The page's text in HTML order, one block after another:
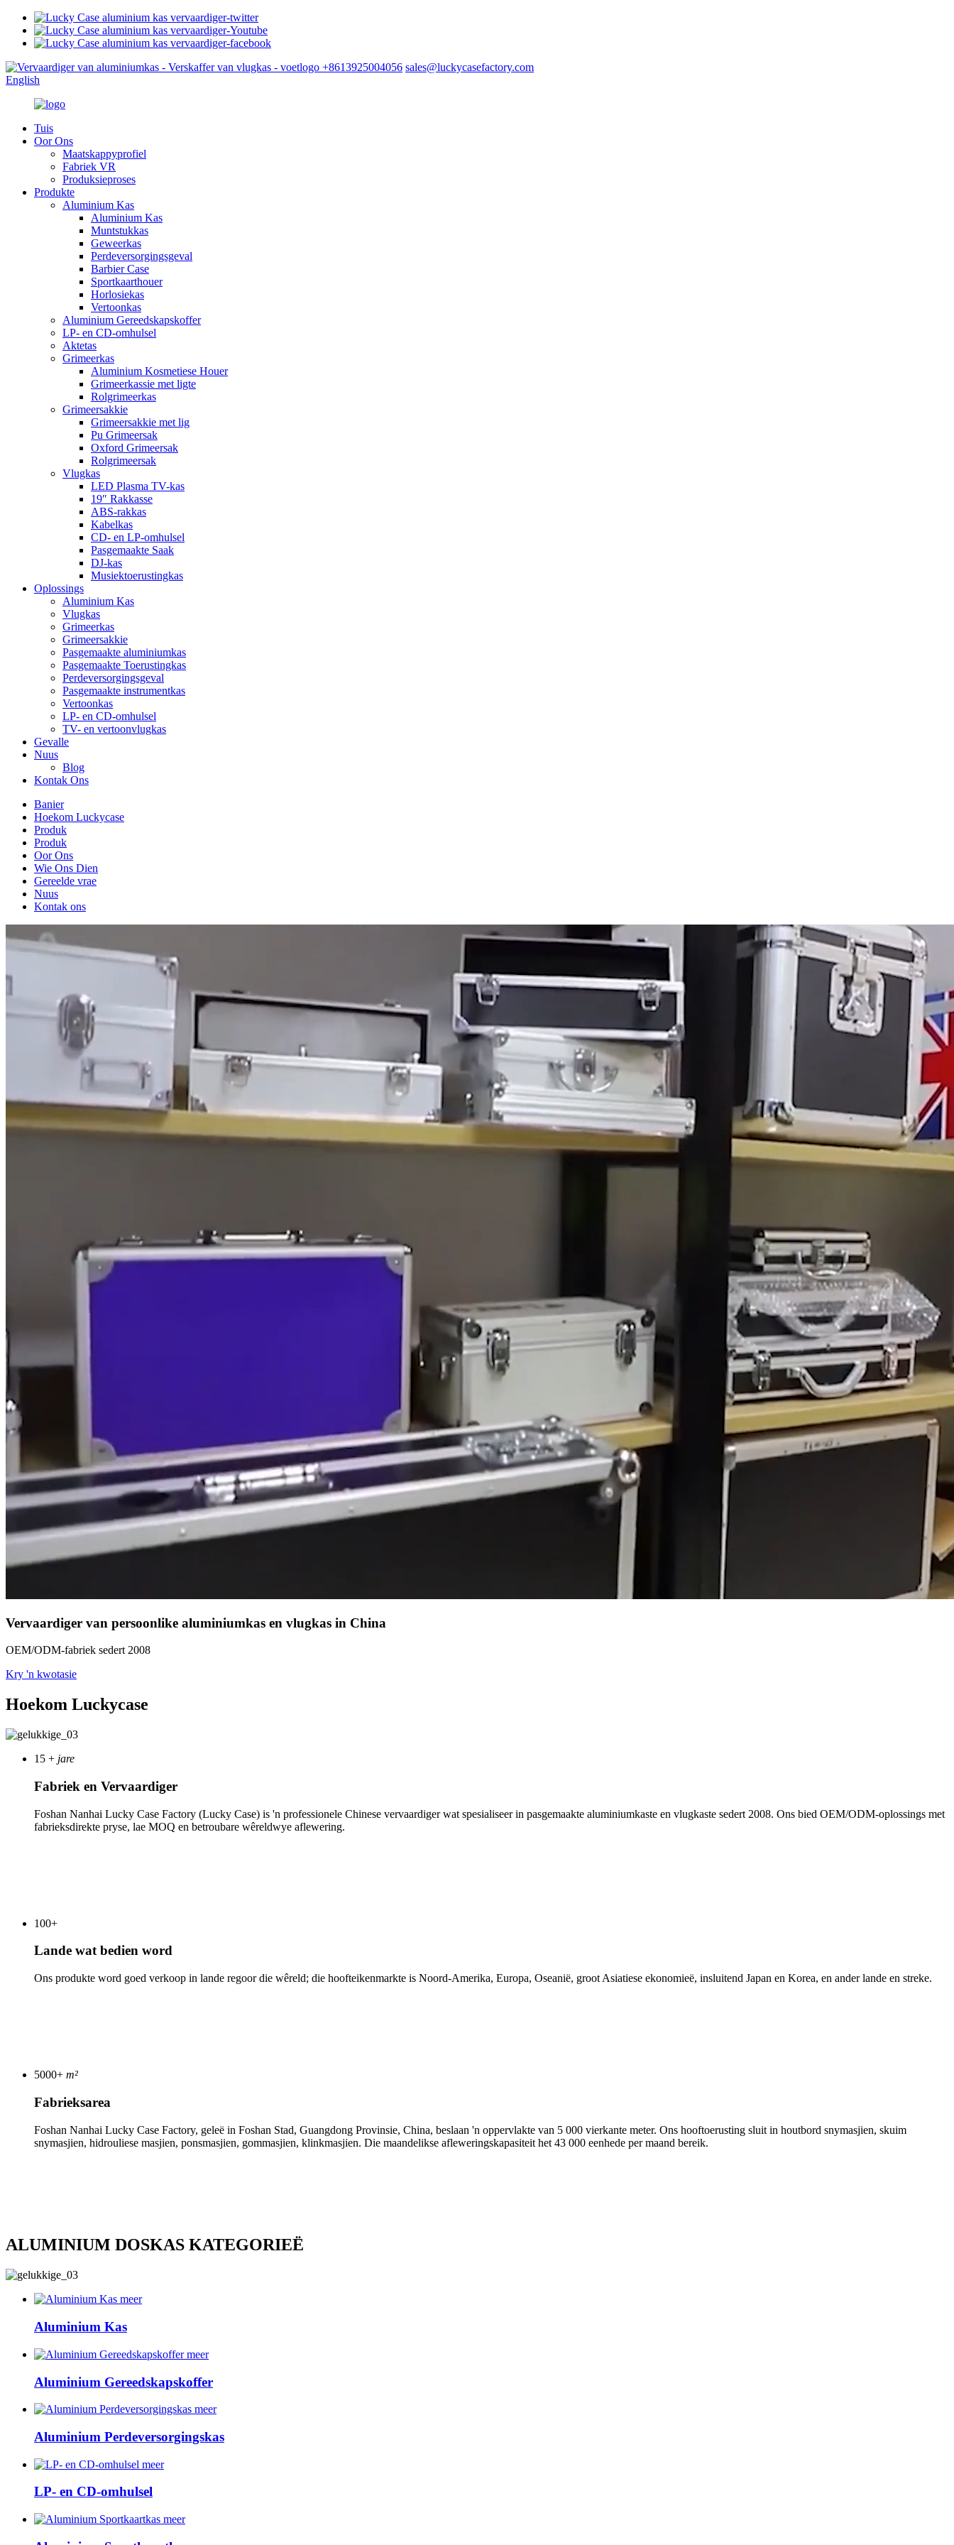
+8613925004056 sales@luckycasefactory.com
English
Tuis
Oor Ons
Maatskappyprofiel
Fabriek VR
Produksieproses
Produkte
Aluminium Kas
Aluminium Kas
Muntstukkas
Geweerkas
Perdeversorgingsgeval
Barbier Case
Sportkaarthouer
Horlosiekas
Vertoonkas
Aluminium Gereedskapskoffer
LP- en CD-omhulsel
Aktetas
Grimeerkas
Aluminium Kosmetiese Houer
Grimeerkassie met ligte
Rolgrimeerkas
Grimeersakkie
Grimeersakkie met lig
Pu Grimeersak
Oxford Grimeersak
Rolgrimeersak
Vlugkas
LED Plasma TV-kas
19″ Rakkasse
ABS-rakkas
Kabelkas
CD- en LP-omhulsel
Pasgemaakte Saak
DJ-kas
Musiektoerustingkas
Oplossings
Aluminium Kas
Vlugkas
Grimeerkas
Grimeersakkie
Pasgemaakte aluminiumkas
Pasgemaakte Toerustingkas
Perdeversorgingsgeval
Pasgemaakte instrumentkas
Vertoonkas
LP- en CD-omhulsel
TV- en vertoonvlugkas
Gevalle
Nuus
Blog
Kontak Ons
Banier
Hoekom Luckycase
Produk
Produk
Oor Ons
Wie Ons Dien
Gereelde vrae
Nuus
Kontak ons
Vervaardiger van persoonlike aluminiumkas en vlugkas in China
OEM/ODM-fabriek sedert 2008
Kry 'n kwotasie
Hoekom Luckycase
15 + jare
Fabriek en Vervaardiger
Foshan Nanhai Lucky Case Factory (Lucky Case) is 'n professionele Chinese vervaardiger wat spesialiseer in pasgemaakte aluminiumkaste en vlugkaste sedert 2008. Ons bied OEM/ODM-oplossings met
fabrieksdirekte pryse, lae MOQ en betroubare wêreldwye aflewering.
100+
Lande wat bedien word
Ons produkte word goed verkoop in lande regoor die wêreld; die hoofteikenmarkte is Noord-Amerika, Europa, Oseanië, groot Asiatiese ekonomieë, insluitend Japan en Korea, en ander lande en streke.
5000+ m²
Fabrieksarea
Foshan Nanhai Lucky Case Factory, geleë in Foshan Stad, Guangdong Provinsie, China, beslaan 'n oppervlakte van 5 000 vierkante meter. Ons hooftoerusting sluit in houtbord snymasjien, skuim
snymasjien, hidrouliese masjien, ponsmasjien, gommasjien, klinkmasjien. Die maandelikse afleweringskapasiteit het 43 000 eenhede per maand bereik.
ALUMINIUM DOSKAS KATEGORIEË
meer
Aluminium Kas
meer
Aluminium Gereedskapskoffer
meer
Aluminium Perdeversorgingskas
meer
LP- en CD-omhulsel
meer